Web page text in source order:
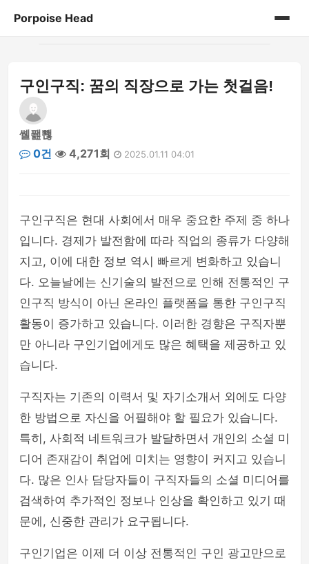
Porpoise Head
게시판
구인구직: 꿈의 직장으로 가는 첫걸음!
쏄퐲뽾
0건
4,271회 2025.01.11 04:01
구인구직은 현대 사회에서 매우 중요한 주제 중 하나
입니다. 경제가 발전함에 따라 직업의 종류가 다양해
지고, 이에 대한 정보 역시 빠르게 변화하고 있습니
다. 오늘날에는 신기술의 발전으로 인해 전통적인 구
인구직 방식이 아닌 온라인 플랫폼을 통한 구인구직
활동이 증가하고 있습니다. 이러한 경향은 구직자뿐
만 아니라 구인기업에게도 많은 혜택을 제공하고 있
습니다.
구직자는 기존의 이력서 및 자기소개서 외에도 다양
한 방법으로 자신을 어필해야 할 필요가 있습니다.
특히, 사회적 네트워크가 발달하면서 개인의 소셜 미
디어 존재감이 취업에 미치는 영향이 커지고 있습니
다. 많은 인사 담당자들이 구직자들의 소셜 미디어를
검색하여 추가적인 정보나 인상을 확인하고 있기 때
문에, 신중한 관리가 요구됩니다.
구인기업은 이제 더 이상 전통적인 구인 광고만으로